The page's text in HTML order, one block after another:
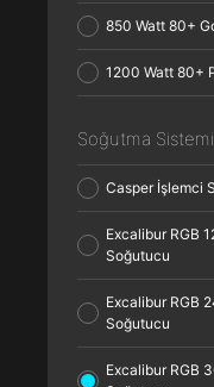
850 Watt 80+
1200 Watt 80+
Soğutma Sistemi
Casper İşlemci
Excalibur RGB
Soğutucu
Excalibur RGB
Soğutucu
Excalibur RGB